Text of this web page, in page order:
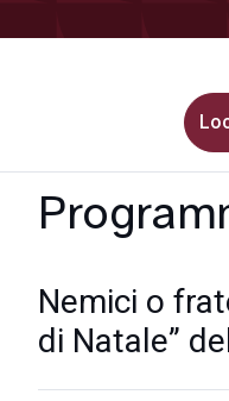
Nemici o
di Natale”